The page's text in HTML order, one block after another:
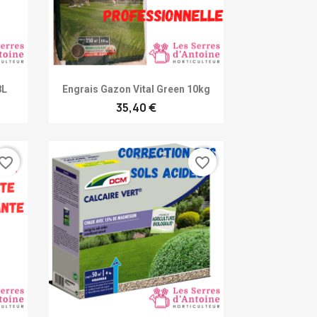
Achat rapide
Engrais Gazon Vital Green 10kg
35,40 €
favorite_border